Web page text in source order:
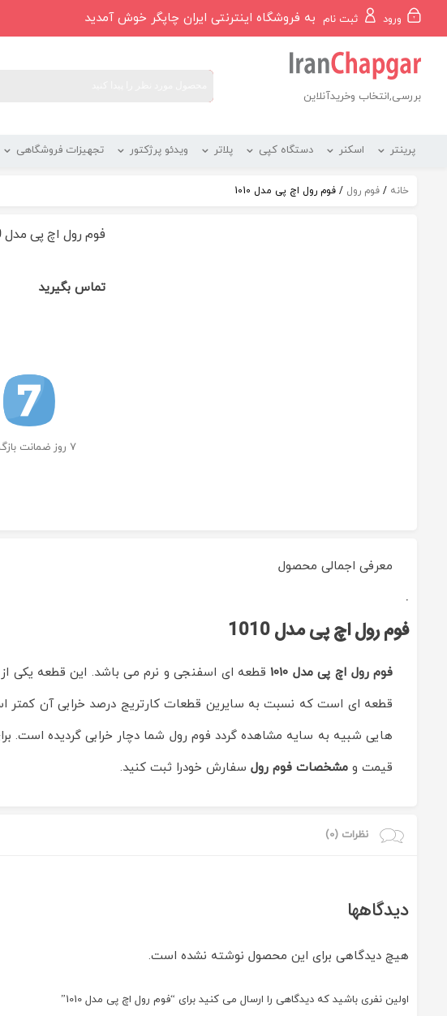
محتوا
ورود ثبت نام به فروشگاه اینترنتی ایران چاپگر خوش آمدید
بررسی,انتخاب وخریدآنلاین
پرینتر اسکنر دستگاه کپی پلاتر ویدئو پرژکتور تجهیزات فروشگاهی
خانه / فوم رول / فوم رول اچ پی مدل 1010
فوم رول اچ پی مدل 1010
تماس بگیرید
7 روز ضمانت بازگشت
معرفی اجمالی محصول
فوم
رول
اچ
مدل
1010Reviewed
ماشین
اداری
ایران
چاپگر
فوم رول اچ پی مدل 1010
فوم رول اچ پی مدل 1010
قطعه ای اسفنجی و نرم می باشد. این قطعه یکی
قطعه ای است که نسبت به سایرین قطعات کارتریج درصد خرابی آن کمتر
هایی شبیه به سایه مشاهده گردد فوم رول شما دچار خرابی گردیده است.
قیمت و مشخصات فوم رول سفارش خودرا ثبت کنید.
نظرات (0)
دیدگاهها
هیچ دیدگاهی برای این محصول نوشته نشده است.
اولین نفری باشید که دیدگاهی را ارسال می کنید برای “فوم رول اچ پی مدل 1010”